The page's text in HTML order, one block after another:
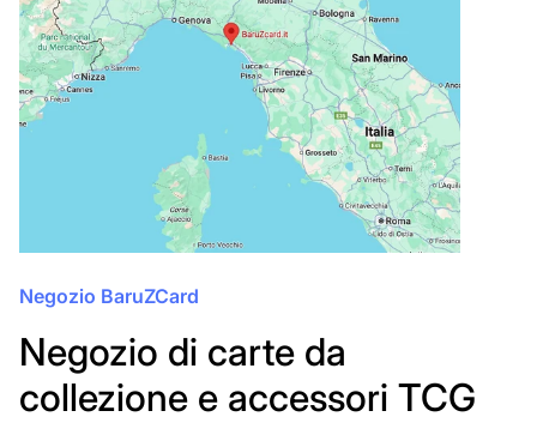
Negozio BaruZCard
Negozio di carte da
collezione e accessori TCG